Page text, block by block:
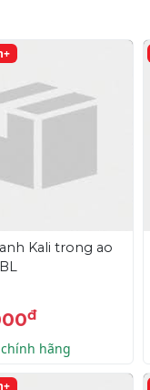
Kali trong ao
đ
chính hãng